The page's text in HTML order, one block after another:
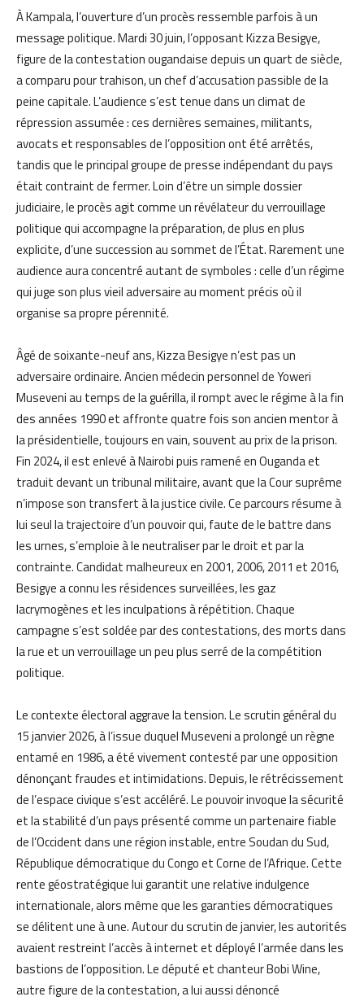
À Kampala, l’ouverture d’un procès ressemble parfois à un
message politique. Mardi 30 juin, l’opposant Kizza Besigye,
figure de la contestation ougandaise depuis un quart de siècle,
a comparu pour trahison, un chef d’accusation passible de la
peine capitale. L’audience s’est tenue dans un climat de
répression assumée : ces dernières semaines, militants,
avocats et responsables de l’opposition ont été arrêtés,
tandis que le principal groupe de presse indépendant du pays
était contraint de fermer. Loin d’être un simple dossier
judiciaire, le procès agit comme un révélateur du verrouillage
politique qui accompagne la préparation, de plus en plus
explicite, d’une succession au sommet de l’État. Rarement une
audience aura concentré autant de symboles : celle d’un régime
qui juge son plus vieil adversaire au moment précis où il
organise sa propre pérennité.
Âgé de soixante-neuf ans, Kizza Besigye n’est pas un
adversaire ordinaire. Ancien médecin personnel de Yoweri
Museveni au temps de la guérilla, il rompt avec le régime à la fin
des années 1990 et affronte quatre fois son ancien mentor à
la présidentielle, toujours en vain, souvent au prix de la prison.
Fin 2024, il est enlevé à Nairobi puis ramené en Ouganda et
traduit devant un tribunal militaire, avant que la Cour suprême
n’impose son transfert à la justice civile. Ce parcours résume à
lui seul la trajectoire d’un pouvoir qui, faute de le battre dans
les urnes, s’emploie à le neutraliser par le droit et par la
contrainte. Candidat malheureux en 2001, 2006, 2011 et 2016,
Besigye a connu les résidences surveillées, les gaz
lacrymogènes et les inculpations à répétition. Chaque
campagne s’est soldée par des contestations, des morts dans
la rue et un verrouillage un peu plus serré de la compétition
politique.
Le contexte électoral aggrave la tension. Le scrutin général du
15 janvier 2026, à l’issue duquel Museveni a prolongé un règne
entamé en 1986, a été vivement contesté par une opposition
dénonçant fraudes et intimidations. Depuis, le rétrécissement
de l’espace civique s’est accéléré. Le pouvoir invoque la sécurité
et la stabilité d’un pays présenté comme un partenaire fiable
de l’Occident dans une région instable, entre Soudan du Sud,
République démocratique du Congo et Corne de l’Afrique. Cette
rente géostratégique lui garantit une relative indulgence
internationale, alors même que les garanties démocratiques
se délitent une à une. Autour du scrutin de janvier, les autorités
avaient restreint l’accès à internet et déployé l’armée dans les
bastions de l’opposition. Le député et chanteur Bobi Wine,
autre figure de la contestation, a lui aussi dénoncé